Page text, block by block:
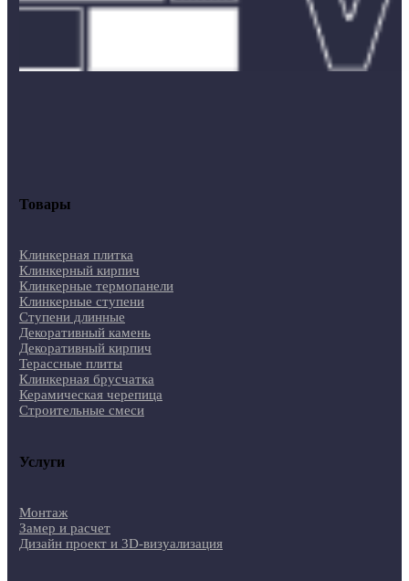
Товары
Клинкерная плитка
Клинкерный кирпич
Клинкерные термопанели
Клинкерные ступени
Ступени длинные
Декоративный камень
Декоративный кирпич
Терассные плиты
Клинкерная брусчатка
Керамическая черепица
Строительные смеси
Услуги
Монтаж
Замер и расчет
Дизайн проект и 3D-визуализация